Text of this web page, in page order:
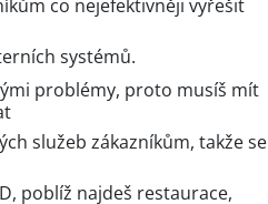
co nejefektivněji vyřešit
systémů.
problémy, proto musíš mít
služeb zákazníkům, takže se
poblíž najdeš restaurace,